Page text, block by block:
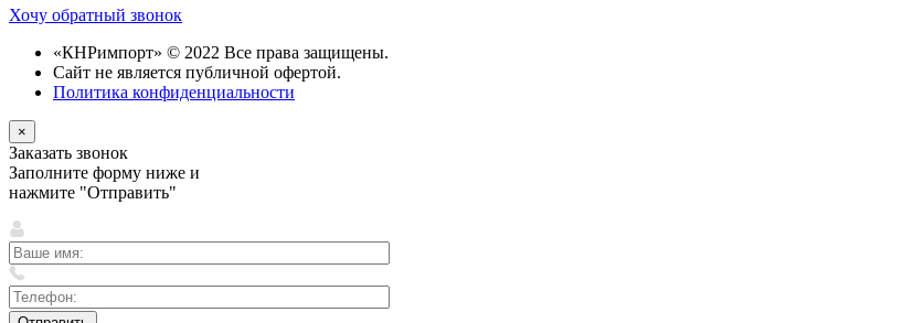
Хочу обратный звонок
«КНРимпорт» © 2022 Все права защищены.
Сайт не является публичной офертой.
Политика конфиденциальности
×
Заказать звонок
Заполните форму ниже и
нажмите "Отправить"
Оставьте